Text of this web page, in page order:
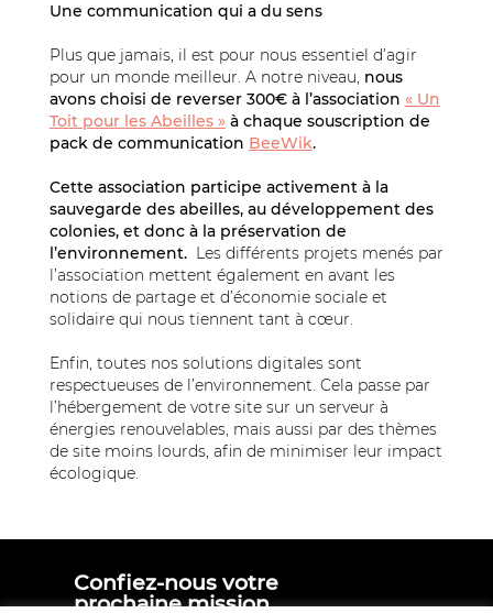
Une communication qui a du sens
Plus que jamais, il est pour nous essentiel d’agir
pour un monde meilleur. A notre niveau, nous
avons choisi de reverser 300€ à l’association « Un
Toit pour les Abeilles » à chaque souscription de
pack de communication BeeWik.
Cette association participe activement à la
sauvegarde des abeilles, au développement des
colonies, et donc à la préservation de
l’environnement. Les différents projets menés par
l’association mettent également en avant les
notions de partage et d’économie sociale et
solidaire qui nous tiennent tant à cœur.
Enfin, toutes nos solutions digitales sont
respectueuses de l’environnement. Cela passe par
l’hébergement de votre site sur un serveur à
énergies renouvelables, mais aussi par des thèmes
de site moins lourds, afin de minimiser leur impact
écologique.
Confiez-nous votre
prochaine mission